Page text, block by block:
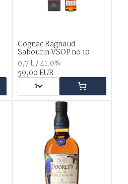
Cognac Ragnaud
Sabourin VSOP no 10
0,7 L / 41.0%
59,00 EUR
1